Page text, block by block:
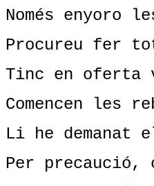
Només enyoro
Procureu fer
Tinc en
Comencen les
Li he
Per